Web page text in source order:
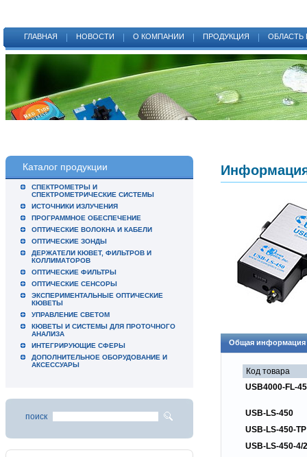
ГЛАВНАЯ НОВОСТИ О КОМПАНИИ ПРОДУКЦИЯ ОБЛАСТЬ
Каталог продукции
СПЕКТРОМЕТРЫ И
СПЕКТРОМЕТРИЧЕСКИЕ СИСТЕМЫ
ИСТОЧНИКИ ИЗЛУЧЕНИЯ
ПРОГРАММНОЕ ОБЕСПЕЧЕНИЕ
ОПТИЧЕСКИЕ ВОЛОКНА И КАБЕЛИ
ОПТИЧЕСКИЕ ЗОНДЫ
ДЕРЖАТЕЛИ КЮВЕТ, ФИЛЬТРОВ И
КОЛЛИМАТОРОВ
ОПТИЧЕСКИЕ ФИЛЬТРЫ
ОПТИЧЕСКИЕ СЕНСОРЫ
ЭКСПЕРИМЕНТАЛЬНЫЕ ОПТИЧЕСКИЕ
КЮВЕТЫ
УПРАВЛЕНИЕ СВЕТОМ
КЮВЕТЫ И СИСТЕМЫ ДЛЯ ПРОТОЧНОГО
АНАЛИЗА
ИНТЕГРИРУЮЩИЕ СФЕРЫ
ДОПОЛНИТЕЛЬНОЕ ОБОРУДОВАНИЕ И
АКСЕССУАРЫ
поиск
Информация
Общая информация
Код товара
USB4000-FL-
USB-LS-450
USB-LS-450-TP
USB-LS-450-4/